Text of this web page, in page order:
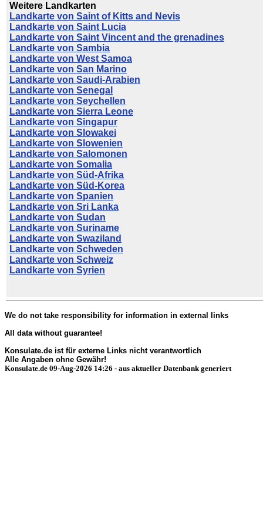
Weitere Landkarten
Landkarte von Saint of Kitts and Nevis
Landkarte von Saint Lucia
Landkarte von Saint Vincent and the grenadines
Landkarte von Sambia
Landkarte von West Samoa
Landkarte von San Marino
Landkarte von Saudi-Arabien
Landkarte von Senegal
Landkarte von Seychellen
Landkarte von Sierra Leone
Landkarte von Singapur
Landkarte von Slowakei
Landkarte von Slowenien
Landkarte von Salomonen
Landkarte von Somalia
Landkarte von Süd-Afrika
Landkarte von Süd-Korea
Landkarte von Spanien
Landkarte von Sri Lanka
Landkarte von Sudan
Landkarte von Suriname
Landkarte von Swaziland
Landkarte von Schweden
Landkarte von Schweiz
Landkarte von Syrien
We do not take responsibility for information in external links
All data without guarantee!
Konsulate.de ist für externe Links nicht verantwortlich
Alle Angaben ohne Gewähr!
Konsulate.de 09-Aug-2026 14:26 - aus aktueller Datenbank generiert